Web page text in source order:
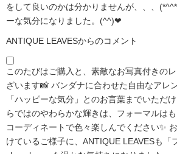
をして良いのかは分かりませんが、、、
ーな気分になりました。(^^)❤
ANTIQUE LEAVESからのコメント
このたびはご購入と、素敵なお写真付きの
ざいます📸 バンダナに合わせた自由なアレ
「ハッピーな気分」とのお言葉までいただ
らではのやわらかな輝きは、フォーマルは
コーディネートで色々楽しんでください✨
けているご様子に、ANTIQUE LEAVESも「